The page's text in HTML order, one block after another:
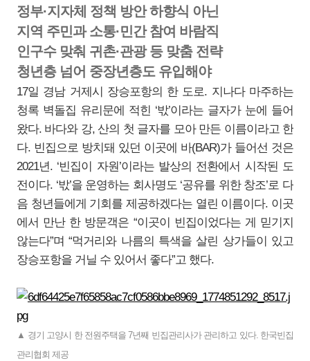
정부·지자체 정책 방안 하향식 아닌
지역 주민과 소통·민간 참여 바람직
인구수 맞춰 귀촌·관광 등 맞춤 전략
청년층 넘어 중장년층도 유입해야
17일 경남 거제시 장승포항의 한 도로. 지나다 마주하는
청록 벽돌집 유리문에 적힌 ‘밗’이라는 글자가 눈에 들어
왔다. 바다와 강, 산의 첫 글자를 모아 만든 이름이라고 한
다. 빈집으로 방치돼 있던 이곳에 바(BAR)가 들어선 것은
2021년. ‘빈집이 자원’이라는 발상의 전환에서 시작된 도
전이다. ‘밗’을 운영하는 회사명도 ‘공유를 위한 창조’로 다
음 청년들에게 기회를 제공하겠다는 열린 이름이다. 이곳
에서 만난 한 방문객은 “이곳이 빈집이었다는 게 믿기지
않는다”며 “먹거리와 나름의 특색을 살린 상가들이 있고
장승포항을 거닐 수 있어서 좋다”고 했다.
▲ 경기 고양시 한 전원주택을 7년째 빈집관리사가 관리하고 있다. 한국빈집
관리협회 제공